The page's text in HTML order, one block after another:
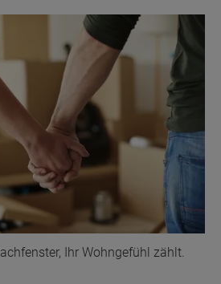
Ihr Wohngefühl zählt.